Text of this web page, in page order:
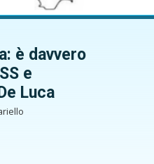
è davvero
e
Luca